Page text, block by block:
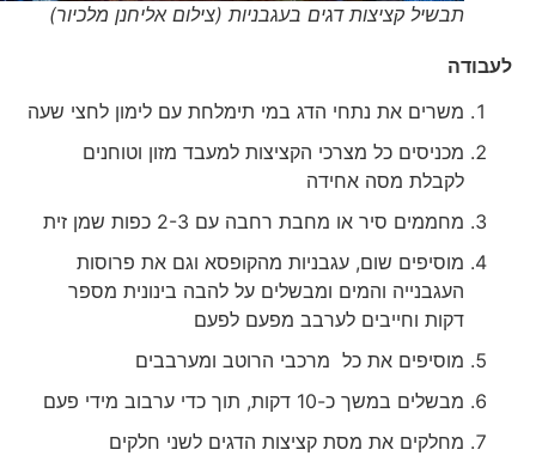
תבשיל קציצות דגים בעגבניות (צילום אליחנן מלכיור)
לעבודה
משרים את נתחי הדג במי תימלחת עם לימון לחצי שעה
מכניסים כל מצרכי הקציצות למעבד מזון וטוחנים
לקבלת מסה אחידה
מחממים סיר או מחבת רחבה עם 2-3 כפות שמן זית
מוסיפים שום, עגבניות מהקופסא וגם את פרוסות
העגבנייה והמים ומבשלים על להבה בינונית מספר
דקות וחייבים לערבב מפעם לפעם
מוסיפים את כל מרכבי הרוטב ומערבבים
מבשלים במשך כ-10 דקות, תוך כדי ערבוב מידי פעם
מחלקים את מסת קציצות הדגים לשני חלקים